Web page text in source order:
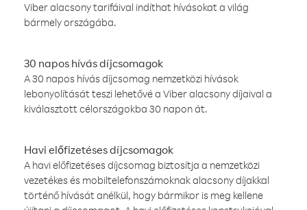
Viber alacsony tarifáival indíthat hívásokat a világ
bármely országába.
30 napos hívás díjcsomagok
A 30 napos hívás díjcsomag nemzetközi hívások
lebonyolítását teszi lehetővé a Viber alacsony díjaival a
kiválasztott célországokba 30 napon át.
Havi előfizetéses díjcsomagok
A havi előfizetéses díjcsomag biztosítja a nemzetközi
vezetékes és mobiltelefonszámoknak alacsony díjakkal
történő hívását anélkül, hogy bármikor is meg kellene